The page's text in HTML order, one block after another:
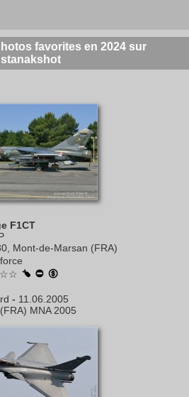
favorites en 2024 sur
stanakshot
F1CT
Mont-de-Marsan (FRA)
- 11.06.2005
MNA 2005